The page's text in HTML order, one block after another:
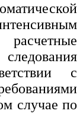
с
случае по